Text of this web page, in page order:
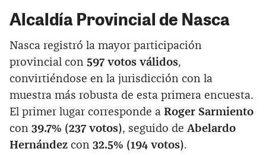
Alcaldía Provincial de Nasca
Nasca registró la mayor participación
provincial con 597 votos válidos,
convirtiéndose en la jurisdicción con la
muestra más robusta de esta primera encuesta.
El primer lugar corresponde a Roger Sarmiento
con 39.7% (237 votos), seguido de Abelardo
Hernández con 32.5% (194 votos).